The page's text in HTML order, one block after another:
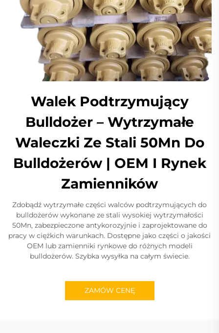
Walek Podtrzymujący
Bulldożer – Wytrzymałe
Waleczki Ze Stali 50Mn Do
Bulldożerów | OEM I Rynek
Zamienników
Zdobądź wytrzymałe części walców podtrzymujących do
bulldożerów wykonane ze stali wysokiej wytrzymałości
50Mn, zabezpieczone antykorozyjnie i zaprojektowane do
pracy w ciężkich warunkach. Dostępne jako części o jakości
OEM lub zamienniki rynkowe do różnych modeli
bulldożerów. Szybka wysyłka na całym świecie.
ZAMÓW CENĘ